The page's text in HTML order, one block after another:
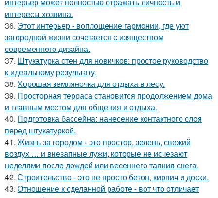
интересы хозяина.
36. Этот интерьер - воплощение гармонии, где уют
загородной жизни сочетается с изяществом
современного дизайна.
37. Штукатурка стен для новичков: простое руководство
к идеальному результату.
38. Хорошая земляночка для отдыха в лесу.
39. Просторная терраса становится продолжением дома
и главным местом для общения и отдыха.
40. Подготовка бассейна: нанесение контактного слоя
перед штукатуркой.
41. Жизнь за городом - это простор, зелень, свежий
воздух … и внезапные лужи, которые не исчезают
неделями после дождей или весеннего таяния снега.
42. Строительство - это не просто бетон, кирпич и доски.
43. Отношение к сделанной работе - вот что отличает